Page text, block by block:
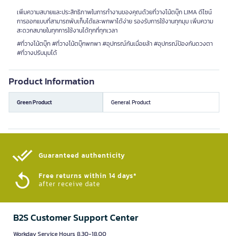
เพิ่มความสบายและประสิทธิภาพในการทำงานของคุณด้วยที่วางโน้ตบุ๊ก LIMA ดีไซน์
การออกแบบที่สามารถพับเก็บได้และพกพาได้ง่าย รองรับการใช้งานทุกมุม เพิ่มความ
สะดวกสบายในทุกการใช้งานได้ทุกที่ทุกเวลา
#ที่วางโน้ตบุ๊ก #ที่วางโน้ตบุ๊กพกพา #อุปกรณ์กันเมื่อยล้า #อุปกรณ์ป้องกันดวงตา
#ที่วางปรับมุมได้
Product Information
Green Product General Product
Guaranteed authenticity​
Free returns within 14 days*
after receive date
B2S Customer Support Center
Workday Service Hours 8.30-18.00